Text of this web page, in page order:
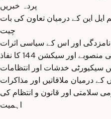
پردہ خبریں
ایل این کے درمیان تعاون کی بات
چیت
نامزدگی اور اس کے سیاسی اثرات
اور سیکشن 144 کا نفاذ
سیکیورٹی خدشات اور انتظامات
درمیان ملاقاتیں اور مذاکرات
سلامتی اور قانون و انتظام کی
اہمیت